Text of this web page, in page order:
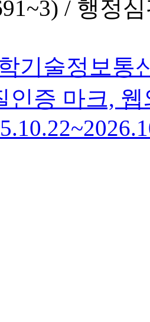
/ 행정심